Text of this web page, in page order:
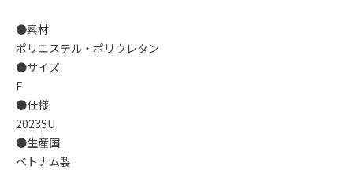
●素材
ポリエステル・ポリウレタン
●サイズ
F
●仕様
2023SU
●生産国
ベトナム製